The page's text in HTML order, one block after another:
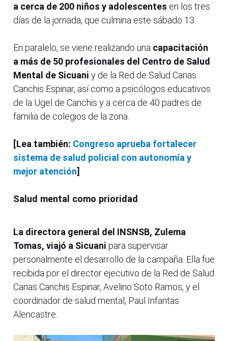
a cerca de 200 niños y adolescentes en los tres
días de la jornada, que culmina este sábado 13.
En paralelo, se viene realizando una capacitación
a más de 50 profesionales del Centro de Salud
Mental de Sicuani y de la Red de Salud Canas
Canchis Espinar, así como a psicólogos educativos
de la Ugel de Canchis y a cerca de 40 padres de
familia de colegios de la zona.
[Lea también: Congreso aprueba fortalecer
sistema de salud policial con autonomía y
mejor atención]
Salud mental como prioridad
La directora general del INSNSB, Zulema
Tomas, viajó a Sicuani para supervisar
personalmente el desarrollo de la campaña. Ella fue
recibida por el director ejecutivo de la Red de Salud
Canas Canchis Espinar, Avelino Soto Ramos, y el
coordinador de salud mental, Paul Infantas
Alencastre.